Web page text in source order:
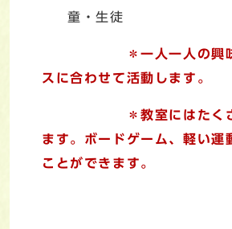
童・生徒
＊一人一人の興
スに合わせて活動します。
＊教室にはたくさん
ます。ボードゲーム、軽い運
ことができます。